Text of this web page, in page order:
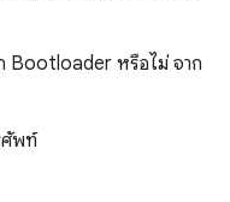
Bootloader หรือไม่ จาก
ศัพท์